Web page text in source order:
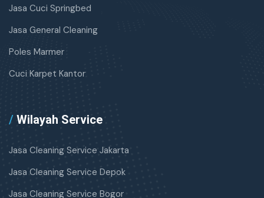
Jasa Cuci Springbed
Jasa General Cleaning
Poles Marmer
Cuci Karpet Kantor
/ Wilayah Service
Jasa Cleaning Service Jakarta
Jasa Cleaning Service Depok
Jasa Cleaning Service Bogor